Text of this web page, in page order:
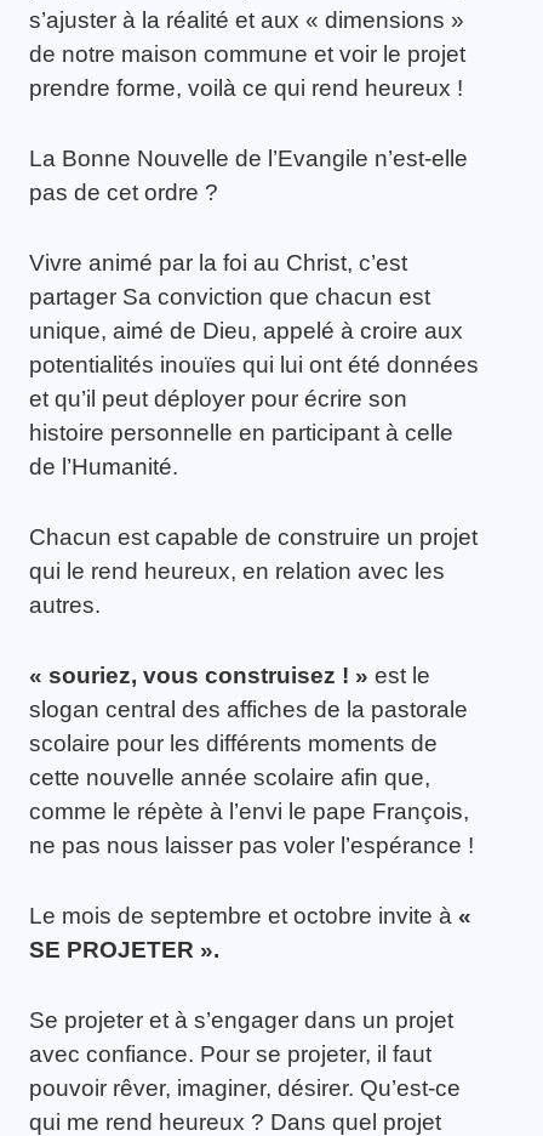
s’ajuster à la réalité et aux « dimensions »
de notre maison commune et voir le projet
prendre forme, voilà ce qui rend heureux !
La Bonne Nouvelle de l’Evangile n’est-elle
pas de cet ordre ?
Vivre animé par la foi au Christ, c’est
partager Sa conviction que chacun est
unique, aimé de Dieu, appelé à croire aux
potentialités inouïes qui lui ont été données
et qu’il peut déployer pour écrire son
histoire personnelle en participant à celle
de l’Humanité.
Chacun est capable de construire un projet
qui le rend heureux, en relation avec les
autres.
« souriez, vous construisez ! » est le
slogan central des affiches de la pastorale
scolaire pour les différents moments de
cette nouvelle année scolaire afin que,
comme le répète à l’envi le pape François,
ne pas nous laisser pas voler l’espérance !
Le mois de septembre et octobre invite à «
SE PROJETER ».
Se projeter et à s’engager dans un projet
avec confiance. Pour se projeter, il faut
pouvoir rêver, imaginer, désirer. Qu’est-ce
qui me rend heureux ? Dans quel projet